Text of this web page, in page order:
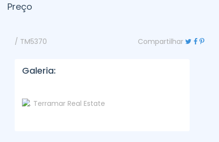
Preço
/ TM5370 Compartilhar
Galeria: